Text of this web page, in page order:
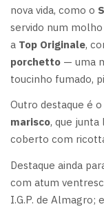
nova vida, como o
servido num
a Top Originale,
porchetto — uma
toucinho fumado,
Outro destaque é o
marisco, que junta
coberto com
Destaque ainda
com atum
I.G.P. de Almagro;